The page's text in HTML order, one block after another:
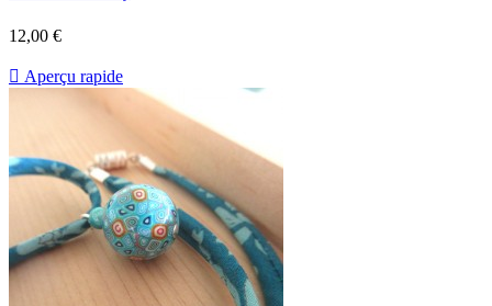
12,00 €
 Aperçu rapide